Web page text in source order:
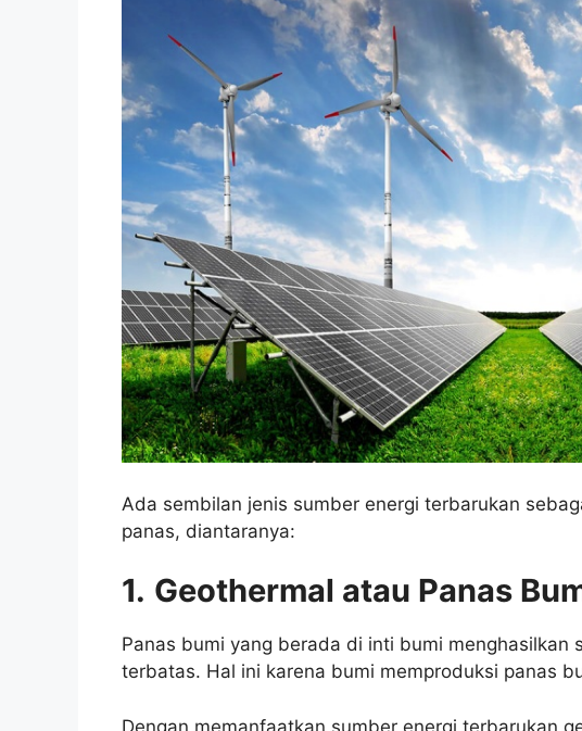
Ada sembilan jenis sumber energi terbarukan
panas, diantaranya:
1. Geothermal atau Panas
Panas bumi yang berada di inti bumi menghasilkan
terbatas. Hal ini karena bumi memproduksi panas
Dengan memanfaatkan sumber energi terbarukan